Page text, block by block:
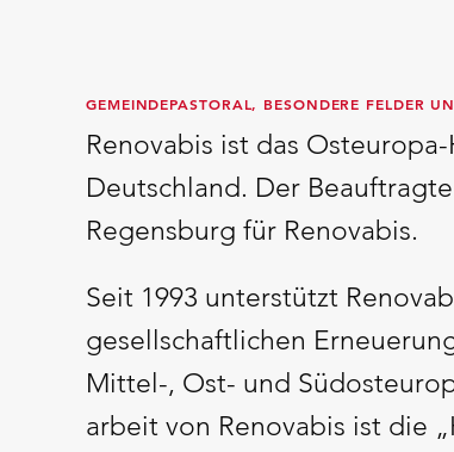
GEMEINDEPASTORAL, BESONDERE FELDER
Renovabis ist das
Deutschland. Der
Regensburg für Renovabis.
Seit 1993 unterstützt
gesellschaftlichen
Mittel-, Ost- und
arbeit von Renovabis ist die